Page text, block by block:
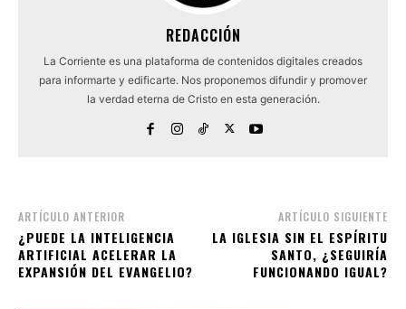
REDACCIÓN
La Corriente es una plataforma de contenidos digitales creados
para informarte y edificarte. Nos proponemos difundir y promover
la verdad eterna de Cristo en esta generación.
ARTÍCULO ANTERIOR
¿PUEDE LA INTELIGENCIA
ARTIFICIAL ACELERAR LA
EXPANSIÓN DEL EVANGELIO?
ARTÍCULO SIGUIENTE
LA IGLESIA SIN EL ESPÍRITU
SANTO, ¿SEGUIRÍA
FUNCIONANDO IGUAL?